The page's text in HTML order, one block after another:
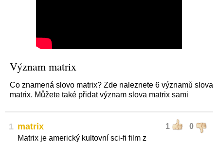
Význam matrix
Co znamená slovo matrix? Zde naleznete 6 významů slova
matrix. Můžete také přidat význam slova matrix sami
1 1 0
matrix
Matrix je americký kultovní sci-fi film z